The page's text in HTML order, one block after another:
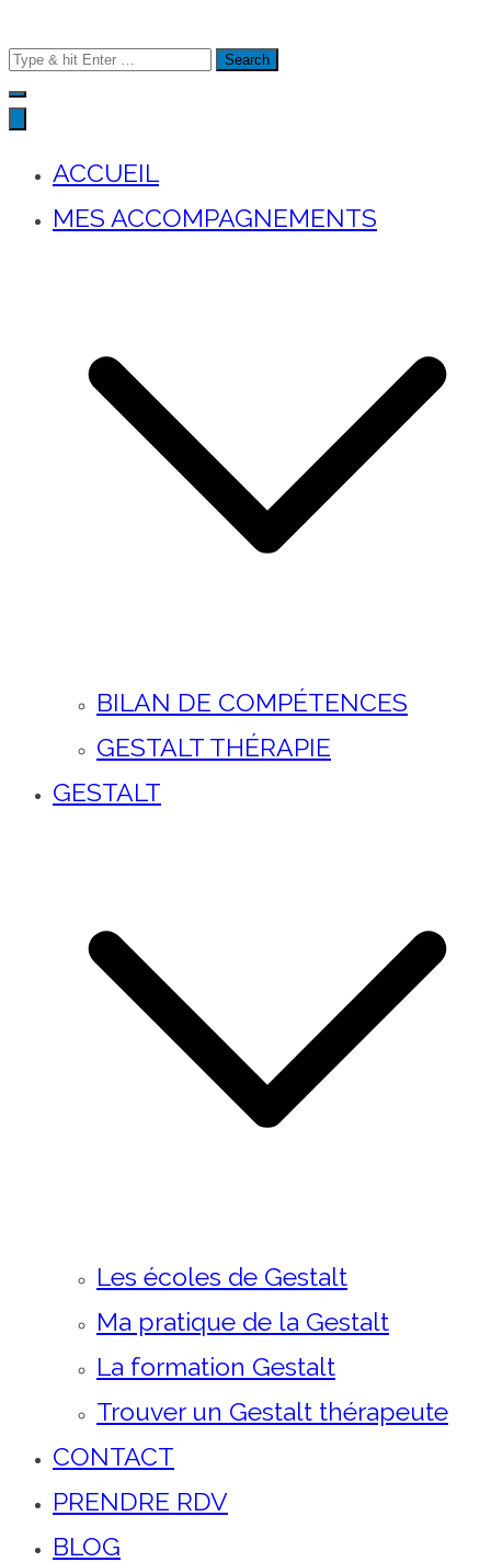
Search
for:
ACCUEIL
MES ACCOMPAGNEMENTS
BILAN DE COMPÉTENCES
GESTALT THÉRAPIE
GESTALT
Les écoles de Gestalt
Ma pratique de la Gestalt
La formation Gestalt
Trouver un Gestalt thérapeute
CONTACT
PRENDRE RDV
BLOG